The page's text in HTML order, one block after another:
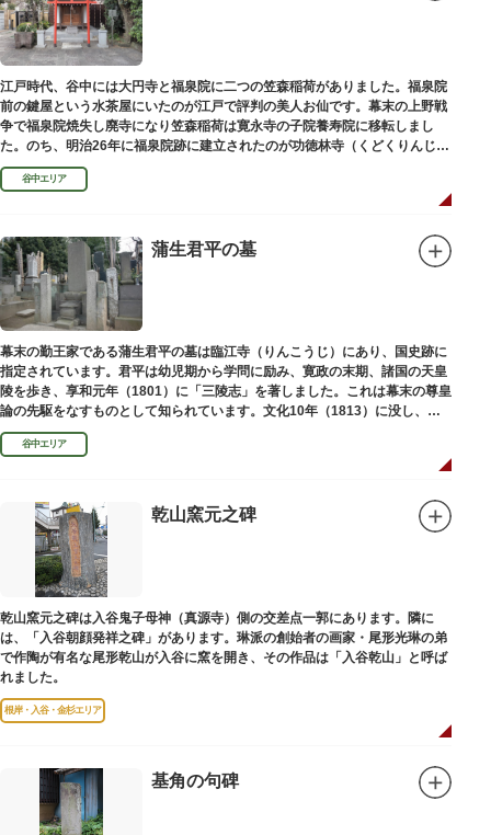
江戸時代、谷中には大円寺と福泉院に二つの笠森稲荷がありました。福泉院
前の鍵屋という水茶屋にいたのが江戸で評判の美人お仙です。幕末の上野戦
争で福泉院焼失し廃寺になり笠森稲荷は寛永寺の子院養寿院に移転しまし
た。のち、明治26年に福泉院跡に建立されたのが功徳林寺（くどくりんじ）
で、明治末期には稲荷社が祀られました。
谷中エリア
蒲生君平の墓
幕末の勤王家である蒲生君平の墓は臨江寺（りんこうじ）にあり、国史跡に
指定されています。君平は幼児期から学問に励み、寛政の末期、諸国の天皇
陵を歩き、享和元年（1801）に「三陵志」を著しました。これは幕末の尊皇
論の先駆をなすものとして知られています。文化10年（1813）に没し、高
山彦三郎や林子平と共に「寛政三奇人」の一人にあげられています。
谷中エリア
乾山窯元之碑
乾山窯元之碑は入谷鬼子母神（真源寺）側の交差点一郭にあります。隣に
は、「入谷朝顔発祥之碑」があります。琳派の創始者の画家・尾形光琳の弟
で作陶が有名な尾形乾山が入谷に窯を開き、その作品は「入谷乾山」と呼ば
れました。
根岸・入谷・金杉エリア
基角の句碑